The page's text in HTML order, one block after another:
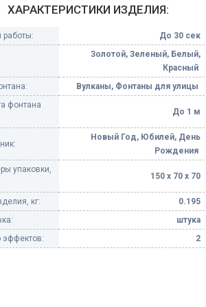
Небесные фонарики
Оборудование для
Елочные гирлянды
ХАРАКТЕРИСТИКИ ИЗДЕЛИЯ:
работы: До 30 сек
Золотой, Зеленый, Белый,
Красный
Вулканы, Фонтаны для улицы
фонтана
До 1 м
Новый Год, Юбилей, День
Рождения
упаковки,
150 х 70 х 70
кг:
0.195
штука
эффектов:
2